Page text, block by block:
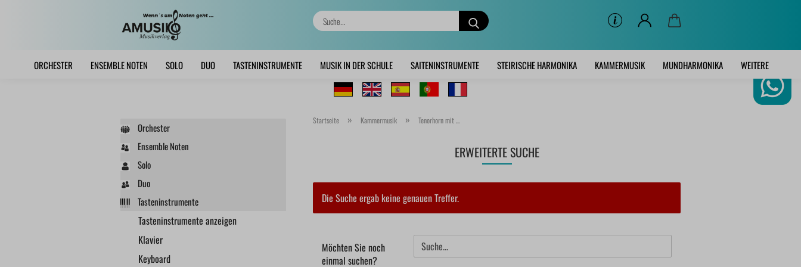
Suche...
ORCHESTER ENSEMBLE NOTEN SOLO DUO TASTENINSTRUMENTE MUSIK IN DER SCHULE SAITENINSTRUMENTE STEIRISCHE HARMONIKA KAMMERMUSIK MUNDHARMONIKA WEITERE
Startseite » Kammermusik » Tenorhorn mit ...
ERWEITERTE SUCHE
Die Suche ergab keine genauen Treffer.
MÖCHTEN
SIEMöchten Sie noch
einmal suchen?
Orchester
Ensemble Noten
Solo
Duo
Tasteninstrumente
Tasteninstrumente anzeigen
Klavier
Keyboard